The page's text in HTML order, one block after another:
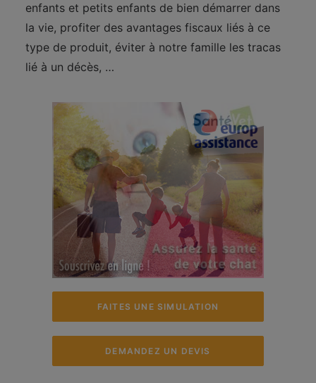
enfants et petits enfants de bien démarrer dans
la vie, profiter des avantages fiscaux liés à ce
type de produit, éviter à notre famille les tracas
lié à un décès, …
FAITES UNE SIMULATION
DEMANDEZ UN DEVIS